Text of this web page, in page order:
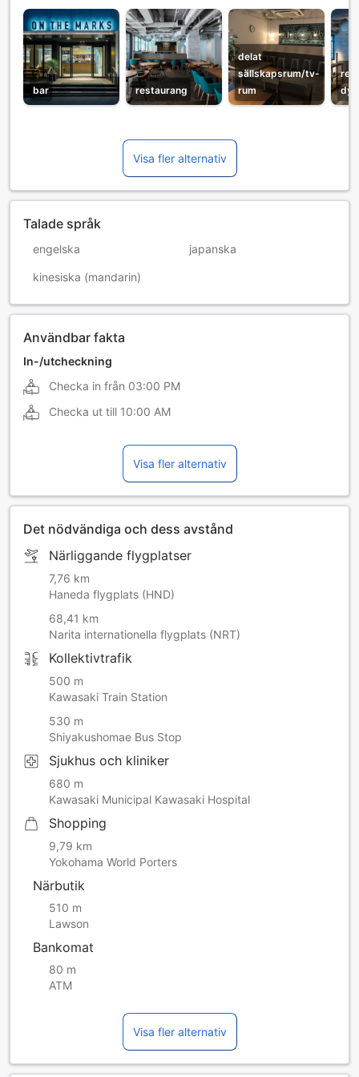
bar restaurang
delat
sällskapsrum/tv-
rum
Visa fler alternativ
Talade språk
engelska japanska
kinesiska (mandarin)
Användbar fakta
In-/utcheckning
Checka in från 03:00 PM
Checka ut till 10:00 AM
Visa fler alternativ
Det nödvändiga och dess avstånd
Närliggande flygplatser
7,76 km
Haneda flygplats (HND)
68,41 km
Narita internationella flygplats (NRT)
Kollektivtrafik
500 m
Kawasaki Train Station
530 m
Shiyakushomae Bus Stop
Sjukhus och kliniker
680 m
Kawasaki Municipal Kawasaki Hospital
Shopping
9,79 km
Yokohama World Porters
Närbutik
510 m
Lawson
Bankomat
80 m
ATM
Visa fler alternativ